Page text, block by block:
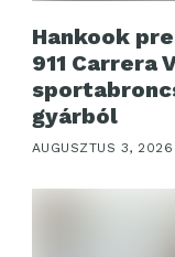
Hankook
911 Carrera
gyárból
AUGUSZTUS 3, 2026